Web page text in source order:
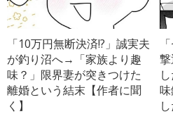
「10万円無断決済!?」誠実夫
が釣り沼へ→「家族より趣
味？」限界妻が突きつけた
離婚という結末【作者に聞
く】